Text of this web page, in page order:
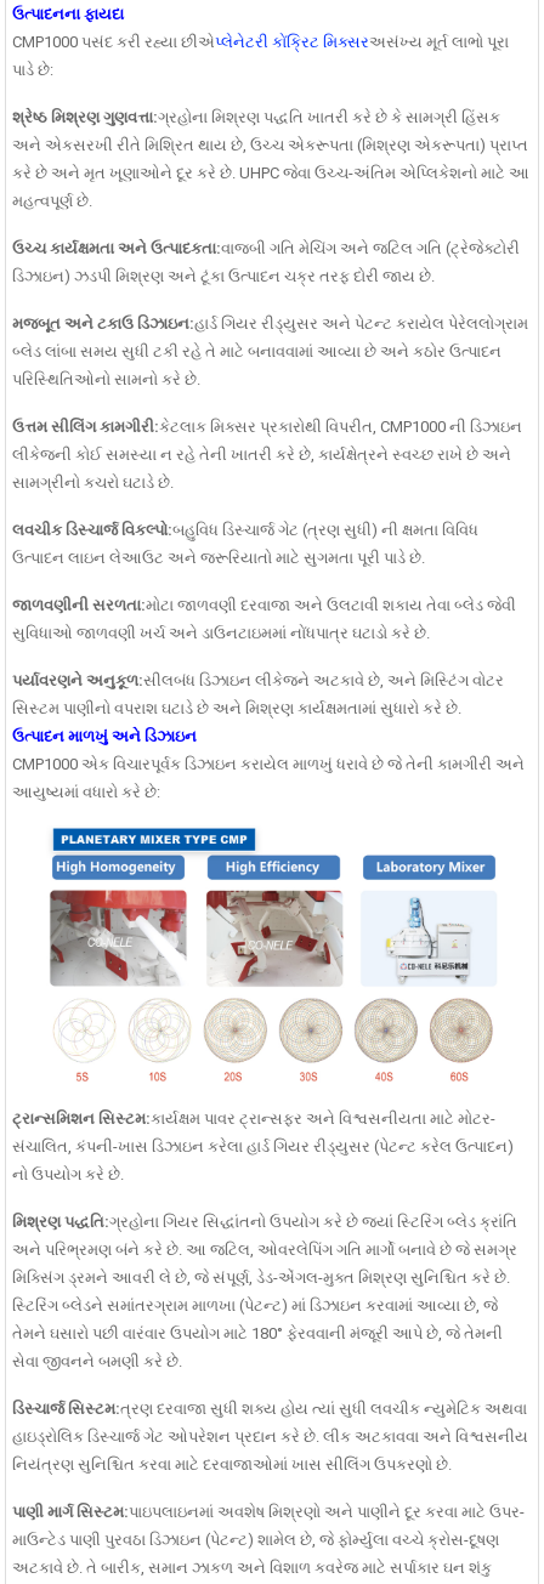
ઉત્પાદનના ફાયદા
CMP1000 પસંદ કરી રહ્યા છીએપ્લેનેટરી કોંક્રિટ મિક્સરઅસંખ્ય મૂર્ત લાભો પૂરા
પાડે છે:
શ્રેષ્ઠ મિશ્રણ ગુણવત્તા:ગ્રહોના મિશ્રણ પદ્ધતિ ખાતરી કરે છે કે સામગ્રી હિંસક
અને એકસરખી રીતે મિશ્રિત થાય છે, ઉચ્ચ એકરૂપતા (મિશ્રણ એકરૂપતા) પ્રાપ્ત
કરે છે અને મૃત ખૂણાઓને દૂર કરે છે. UHPC જેવા ઉચ્ચ-અંતિમ એપ્લિકેશનો માટે આ
મહત્વપૂર્ણ છે.
ઉચ્ચ કાર્યક્ષમતા અને ઉત્પાદકતા:વાજબી ગતિ મેચિંગ અને જટિલ ગતિ (ટ્રેજેક્ટોરી
ડિઝાઇન) ઝડપી મિશ્રણ અને ટૂંકા ઉત્પાદન ચક્ર તરફ દોરી જાય છે.
મજબૂત અને ટકાઉ ડિઝાઇન:હાર્ડ ગિયર રીડ્યુસર અને પેટન્ટ કરાયેલ પેરેલલોગ્રામ
બ્લેડ લાંબા સમય સુધી ટકી રહે તે માટે બનાવવામાં આવ્યા છે અને કઠોર ઉત્પાદન
પરિસ્થિતિઓનો સામનો કરે છે.
ઉત્તમ સીલિંગ કામગીરી:કેટલાક મિક્સર પ્રકારોથી વિપરીત, CMP1000 ની ડિઝાઇન
લીકેજની કોઈ સમસ્યા ન રહે તેની ખાતરી કરે છે, કાર્યક્ષેત્રને સ્વચ્છ રાખે છે અને
સામગ્રીનો કચરો ઘટાડે છે.
લવચીક ડિસ્ચાર્જ વિકલ્પો:બહુવિધ ડિસ્ચાર્જ ગેટ (ત્રણ સુધી) ની ક્ષમતા વિવિધ
ઉત્પાદન લાઇન લેઆઉટ અને જરૂરિયાતો માટે સુગમતા પૂરી પાડે છે.
જાળવણીની સરળતા:મોટા જાળવણી દરવાજા અને ઉલટાવી શકાય તેવા બ્લેડ જેવી
સુવિધાઓ જાળવણી ખર્ચ અને ડાઉનટાઇમમાં નોંધપાત્ર ઘટાડો કરે છે.
પર્યાવરણને અનુકૂળ:સીલબંધ ડિઝાઇન લીકેજને અટકાવે છે, અને મિસ્ટિંગ વોટર
સિસ્ટમ પાણીનો વપરાશ ઘટાડે છે અને મિશ્રણ કાર્યક્ષમતામાં સુધારો કરે છે.
ઉત્પાદન માળખું અને ડિઝાઇન
CMP1000 એક વિચારપૂર્વક ડિઝાઇન કરાયેલ માળખું ધરાવે છે જે તેની કામગીરી અને
આયુષ્યમાં વધારો કરે છે:
ટ્રાન્સમિશન સિસ્ટમ:કાર્યક્ષમ પાવર ટ્રાન્સફર અને વિશ્વસનીયતા માટે મોટર-
સંચાલિત, કંપની-ખાસ ડિઝાઇન કરેલા હાર્ડ ગિયર રીડ્યુસર (પેટન્ટ કરેલ ઉત્પાદન)
નો ઉપયોગ કરે છે.
મિશ્રણ પદ્ધતિ:ગ્રહોના ગિયર સિદ્ધાંતનો ઉપયોગ કરે છે જ્યાં સ્ટિરિંગ બ્લેડ ક્રાંતિ
અને પરિભ્રમણ બંને કરે છે. આ જટિલ, ઓવરલેપિંગ ગતિ માર્ગો બનાવે છે જે સમગ્ર
મિક્સિંગ ડ્રમને આવરી લે છે, જે સંપૂર્ણ, ડેડ-એંગલ-મુક્ત મિશ્રણ સુનિશ્ચિત કરે છે.
સ્ટિરિંગ બ્લેડને સમાંતરગ્રામ માળખા (પેટન્ટ) માં ડિઝાઇન કરવામાં આવ્યા છે, જે
તેમને ઘસારો પછી વારંવાર ઉપયોગ માટે 180° ફેરવવાની મંજૂરી આપે છે, જે તેમની
સેવા જીવનને બમણી કરે છે.
ડિસ્ચાર્જ સિસ્ટમ:ત્રણ દરવાજા સુધી શક્ય હોય ત્યાં સુધી લવચીક ન્યુમેટિક અથવા
હાઇડ્રોલિક ડિસ્ચાર્જ ગેટ ઓપરેશન પ્રદાન કરે છે. લીક અટકાવવા અને વિશ્વસનીય
નિયંત્રણ સુનિશ્ચિત કરવા માટે દરવાજાઓમાં ખાસ સીલિંગ ઉપકરણો છે.
પાણી માર્ગ સિસ્ટમ:પાઇપલાઇનમાં અવશેષ મિશ્રણો અને પાણીને દૂર કરવા માટે ઉપર-
માઉન્ટેડ પાણી પુરવઠા ડિઝાઇન (પેટન્ટ) શામેલ છે, જે ફોર્મ્યુલા વચ્ચે ક્રોસ-દૂષણ
અટકાવે છે. તે બારીક, સમાન ઝાકળ અને વિશાળ કવરેજ માટે સર્પાકાર ઘન શંકુ